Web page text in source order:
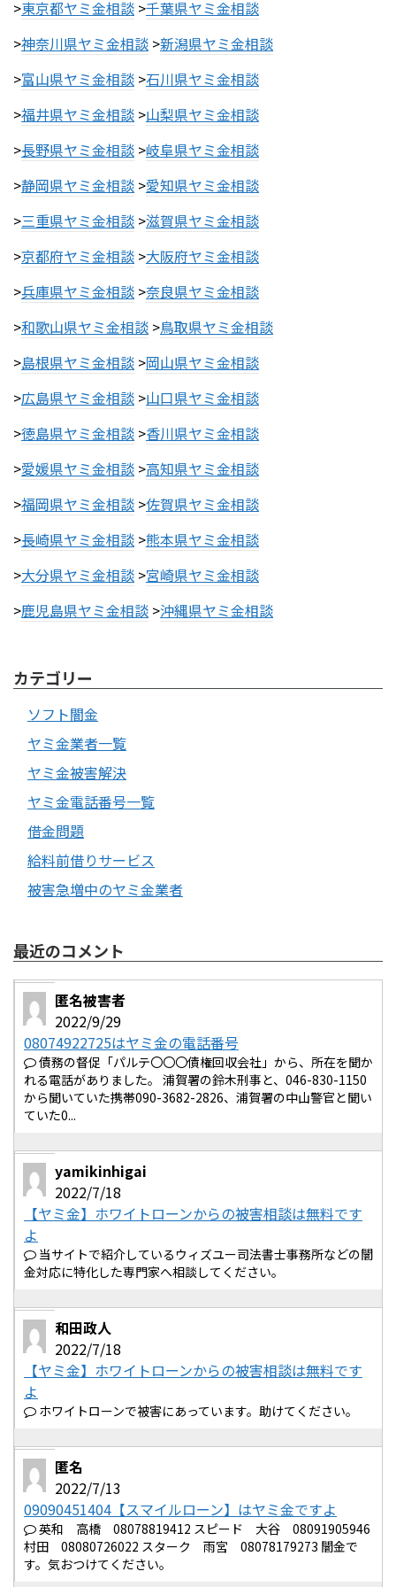
>東京都ヤミ金相談 >千葉県ヤミ金相談
>神奈川県ヤミ金相談 >新潟県ヤミ金相談
>富山県ヤミ金相談 >石川県ヤミ金相談
>福井県ヤミ金相談 >山梨県ヤミ金相談
>長野県ヤミ金相談 >岐阜県ヤミ金相談
>静岡県ヤミ金相談 >愛知県ヤミ金相談
>三重県ヤミ金相談 >滋賀県ヤミ金相談
>京都府ヤミ金相談 >大阪府ヤミ金相談
>兵庫県ヤミ金相談 >奈良県ヤミ金相談
>和歌山県ヤミ金相談 >鳥取県ヤミ金相談
>島根県ヤミ金相談 >岡山県ヤミ金相談
>広島県ヤミ金相談 >山口県ヤミ金相談
>徳島県ヤミ金相談 >香川県ヤミ金相談
>愛媛県ヤミ金相談 >高知県ヤミ金相談
>福岡県ヤミ金相談 >佐賀県ヤミ金相談
>長崎県ヤミ金相談 >熊本県ヤミ金相談
>大分県ヤミ金相談 >宮崎県ヤミ金相談
>鹿児島県ヤミ金相談 >沖縄県ヤミ金相談
カテゴリー
ソフト闇金
ヤミ金業者一覧
ヤミ金被害解決
ヤミ金電話番号一覧
借金問題
給料前借りサービス
被害急増中のヤミ金業者
最近のコメント
匿名被害者
2022/9/29
08074922725はヤミ金の電話番号
債務の督促「パルテ〇〇〇債権回収会社」から、所在を聞か
れる電話がありました。 浦賀署の鈴木刑事と、046-830-1150
から聞いていた携帯090-3682-2826、浦賀署の中山警官と聞い
ていた0...
yamikinhigai
2022/7/18
【ヤミ金】ホワイトローンからの被害相談は無料です
よ
当サイトで紹介しているウィズユー司法書士事務所などの闇
金対応に特化した専門家へ相談してください。
和田政人
2022/7/18
【ヤミ金】ホワイトローンからの被害相談は無料です
よ
ホワイトローンで被害にあっています。助けてください。
匿名
2022/7/13
09090451404【スマイルローン】はヤミ金ですよ
英和 高橋 08078819412 スピード 大谷 08091905946
村田 08080726022 スターク 雨宮 08078179273 闇金で
す。気おつけてください。